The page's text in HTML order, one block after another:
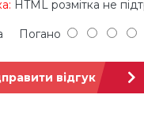
HTML розмітка не
Погано
відгук